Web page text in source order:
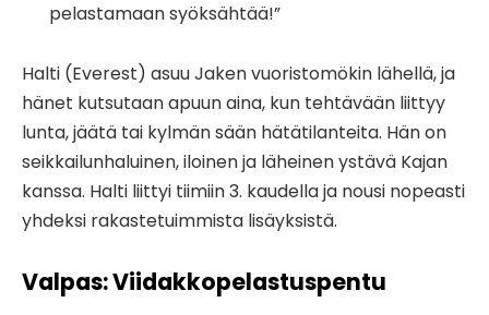
pelastamaan syöksähtää!”
Halti (Everest) asuu Jaken vuoristomökin lähellä, ja
hänet kutsutaan apuun aina, kun tehtävään liittyy
lunta, jäätä tai kylmän sään hätätilanteita. Hän on
seikkailunhaluinen, iloinen ja läheinen ystävä Kajan
kanssa. Halti liittyi tiimiin 3. kaudella ja nousi nopeasti
yhdeksi rakastetuimmista lisäyksistä.
Valpas: Viidakkopelastuspentu